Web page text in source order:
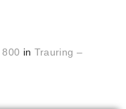
in Trauring –